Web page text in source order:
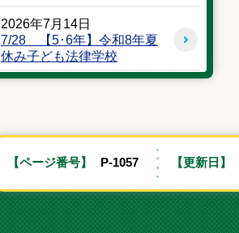
2026年7月14日
7/28 【5･6年】令和8年夏
休み子ども法律学校
7月JPCスポーツ教室みどり
【ページ番号】 P-1057 【更新日】